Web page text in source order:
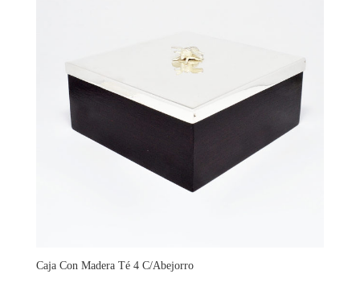
Caja Con Madera Té 4 C/Abejorro